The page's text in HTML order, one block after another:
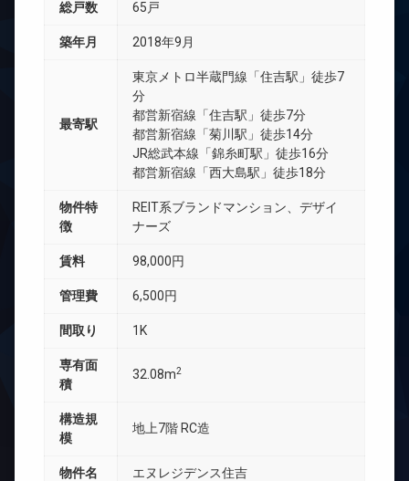
総戸数 65戸
築年月 2018年9月
最寄駅
東京メトロ半蔵門線「住吉駅」徒歩7
分
都営新宿線「住吉駅」徒歩7分
都営新宿線「菊川駅」徒歩14分
JR総武本線「錦糸町駅」徒歩16分
都営新宿線「西大島駅」徒歩18分
物件特
徴
REIT系ブランドマンション、デザイ
ナーズ
賃料 98,000円
管理費 6,500円
間取り 1K
専有面
積
32.08m2
構造規
模
地上7階 RC造
物件名 エヌレジデンス住吉